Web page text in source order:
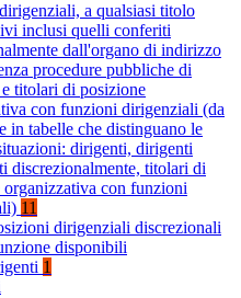
a qualsiasi titolo
inclusi quelli conferiti
dall'organo di indirizzo
procedure pubbliche di
e titolari di posizione
con funzioni dirigenziali (da
in tabelle che distinguano le
dirigenti, dirigenti
discrezionalmente, titolari di
organizzativa con funzioni
11
dirigenziali discrezionali
disponibili
1